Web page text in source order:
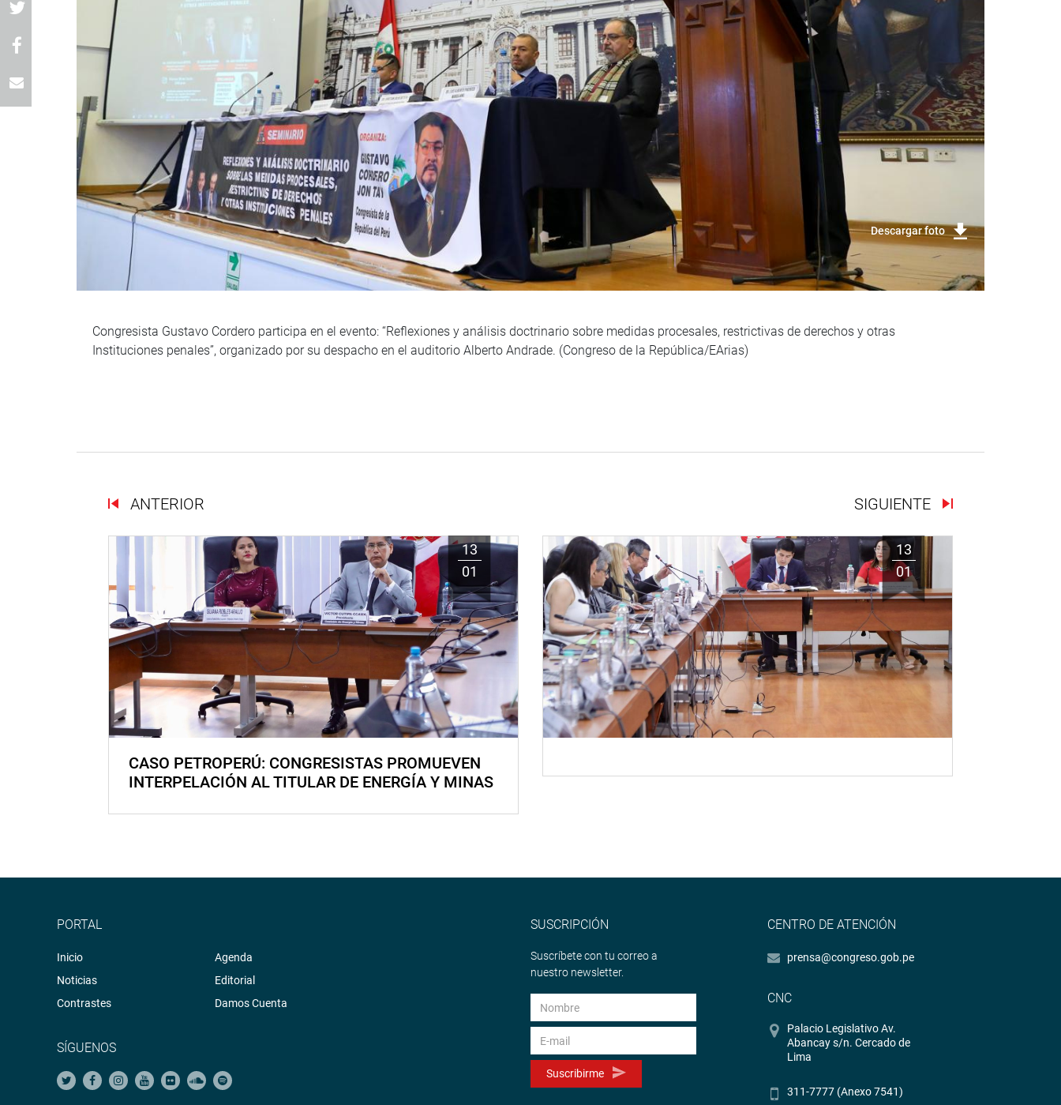
Descargar foto
Congresista Gustavo Cordero participa en el evento: ‘‘Reflexiones y análisis doctrinario sobre medidas procesales, restrictivas de derechos y otras
Instituciones penales”, organizado por su despacho en el auditorio Alberto Andrade. (Congreso de la República/EArias)
ANTERIOR SIGUIENTE
13
01
CASO PETROPERÚ: CONGRESISTAS PROMUEVEN
INTERPELACIÓN AL TITULAR DE ENERGÍA Y MINAS
13
01
PORTAL
Inicio
Noticias
Contrastes
Agenda
Editorial
Damos Cuenta
SÍGUENOS
SUSCRIPCIÓN
Suscríbete con tu correo a
nuestro newsletter.
Suscribirme
CENTRO DE ATENCIÓN
prensa@congreso.gob.pe
CNC
Palacio Legislativo Av.
Abancay s/n. Cercado de
Lima
311-7777 (Anexo 7541)